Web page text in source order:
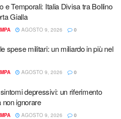
e Temporali: Italia Divisa tra Bollino
Gialla
AGOSTO 9, 2026 0
spese militari: un miliardo in più nel
AGOSTO 9, 2026 0
depressivi: un riferimento
ignorare
AGOSTO 9, 2026 0